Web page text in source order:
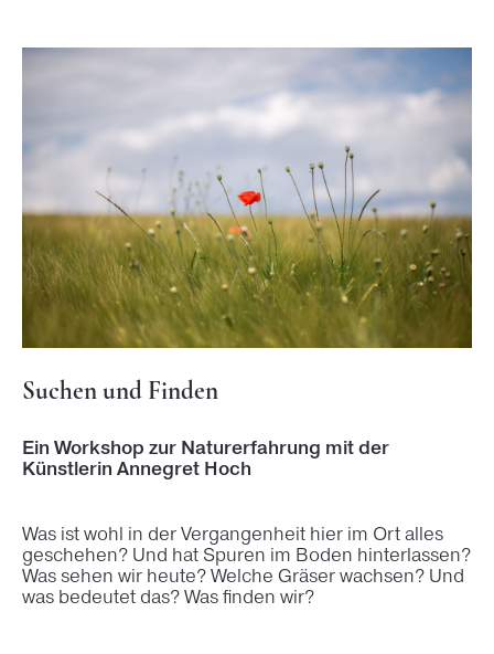
Suchen und Finden
Ein Workshop zur Naturerfahrung mit der
Künstlerin Annegret Hoch
Was ist wohl in der Vergangenheit hier im Ort alles
geschehen? Und hat Spuren im Boden hinterlassen?
Was sehen wir heute? Welche Gräser wachsen? Und
was bedeutet das? Was finden wir?